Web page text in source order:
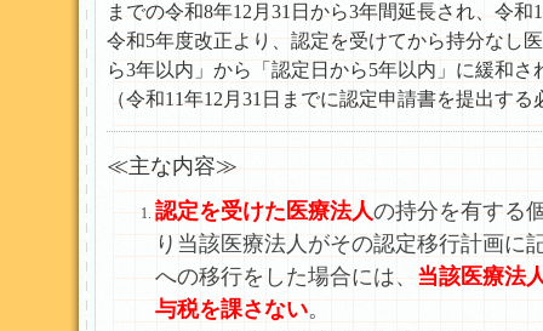
までの令和8年12月31日から3年間延長され、令
令和5年度改正より、認定を受けてから持分なし
ら3年以内」から「認定日から5年以内」に緩和
（令和11年12月31日までに認定申請書を提出す
≪主な内容≫
認定を受けた医療法人の持分を有する
り当該医療法人がその認定移行計画に
への移行をした場合には、 当該医療法
与税を課さない。